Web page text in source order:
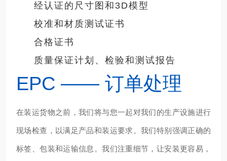
经认证的尺寸图和3D模型
校准和材质测试证书
合格证书
质量保证计划、检验和测试报告
EPC —— 订单处理
在装运货物之前，我们将与您一起对我们的生产设施进行
现场检查，以满足产品和装运要求。我们特别强调正确的
标签、包装和运输信息。我们注重细节，让安装更容易，